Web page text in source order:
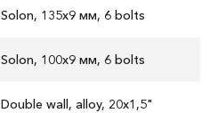
Solon, 135x9 мм, 6 bolts
Solon, 100x9 мм, 6 bolts
Double wall, alloy, 20x1,5"